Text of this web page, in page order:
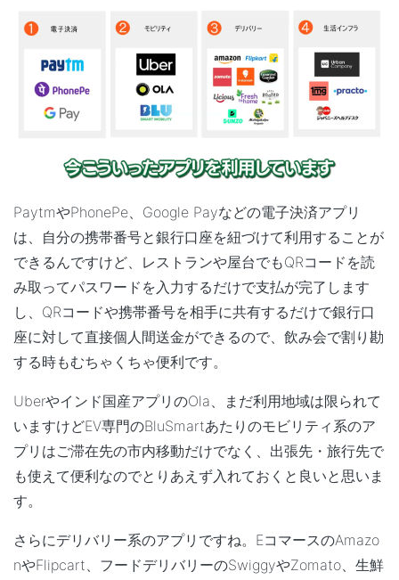
PaytmやPhonePe、Google Payなどの電子決済アプリ
は、自分の携帯番号と銀行口座を紐づけて利用することが
できるんですけど、レストランや屋台でもQRコードを読
み取ってパスワードを入力するだけで支払が完了します
し、QRコードや携帯番号を相手に共有するだけで銀行口
座に対して直接個人間送金ができるので、飲み会で割り勘
する時もむちゃくちゃ便利です。
Uberやインド国産アプリのOla、まだ利用地域は限られて
いますけどEV専門のBluSmartあたりのモビリティ系のア
プリはご滞在先の市内移動だけでなく、出張先・旅行先で
も使えて便利なのでとりあえず入れておくと良いと思いま
す。
さらにデリバリー系のアプリですね。EコマースのAmazo
nやFlipcart、フードデリバリーのSwiggyやZomato、生鮮